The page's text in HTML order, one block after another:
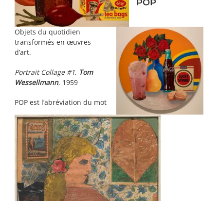
POP
Objets du quotidien
transformés en œuvres
d’art.
Portrait Collage #1, Tom
Wessellmann, 1959
POP est l’abréviation du mot